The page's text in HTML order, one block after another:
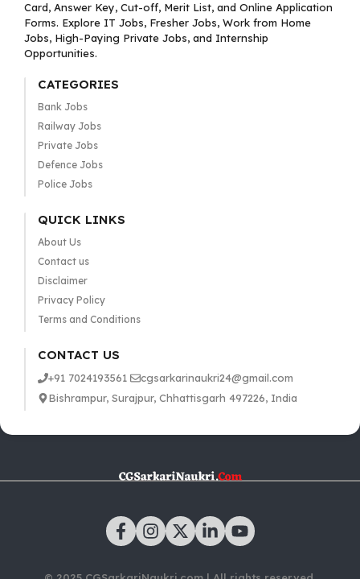
Card, Answer Key, Cut-off, Merit List, and Online Application
Forms. Explore IT Jobs, Fresher Jobs, Work from Home
Jobs, High-Paying Private Jobs, and Internship
Opportunities.
CATEGORIES
Bank Jobs
Railway Jobs
Private Jobs
Defence Jobs
Police Jobs
QUICK LINKS
About Us
Contact us
Disclaimer
Privacy Policy
Terms and Conditions
CONTACT US
+91 7024193561
cgsarkarinaukri24@gmail.com
Bishrampur, Surajpur, Chhattisgarh 497226, India